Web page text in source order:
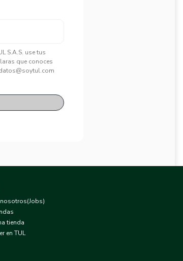
S.A.S. use tus
que conoces
tienda
en TUL